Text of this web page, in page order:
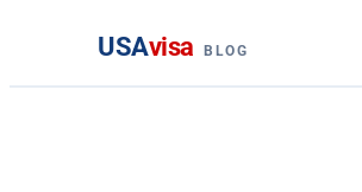
USAvisa BLOG